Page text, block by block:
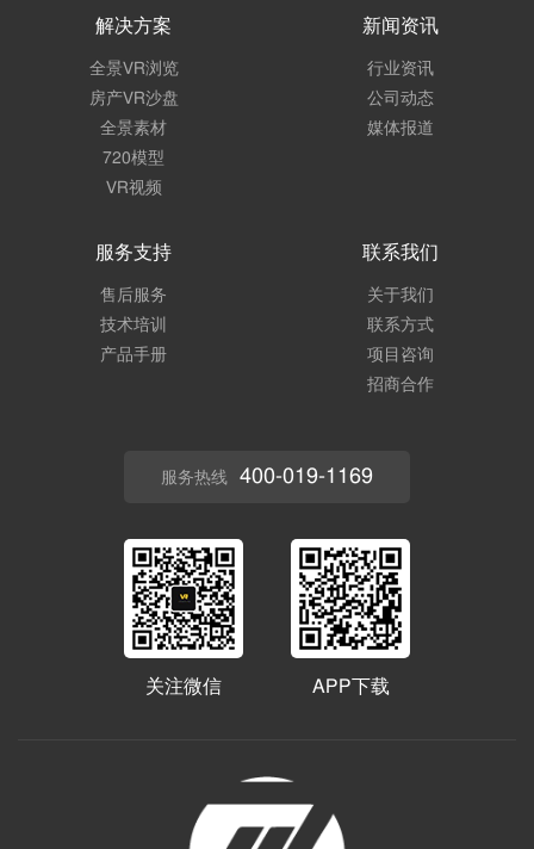
解决方案
全景VR浏览
房产VR沙盘
全景素材
720模型
VR视频
新闻资讯
行业资讯
公司动态
媒体报道
服务支持
售后服务
技术培训
产品手册
联系我们
关于我们
联系方式
项目咨询
招商合作
服务热线 400-019-1169
关注微信 APP下载